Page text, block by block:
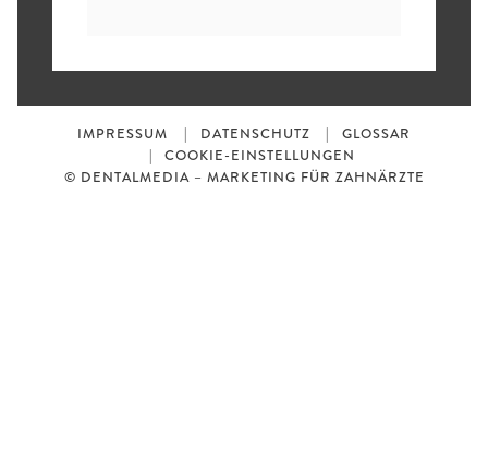
IMPRESSUM DATENSCHUTZ
GLOSSAR
COOKIE-EINSTELLUNGEN
© DENTALMEDIA – MARKETING FÜR ZAHNÄRZTE